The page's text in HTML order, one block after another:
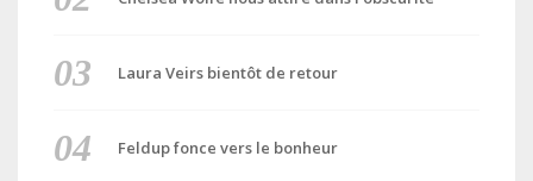
Laura Veirs bientôt de retour
Feldup fonce vers le bonheur